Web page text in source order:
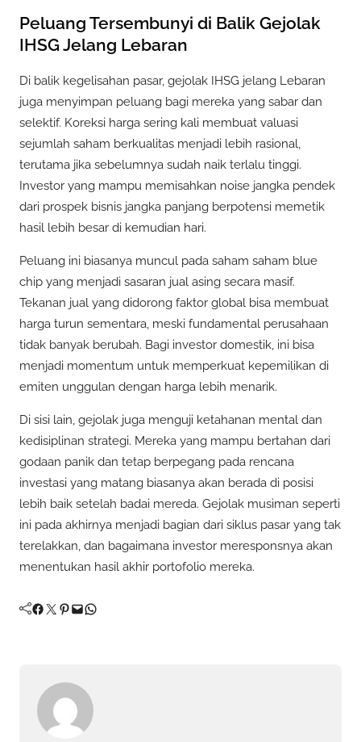
Peluang Tersembunyi di Balik Gejolak
IHSG Jelang Lebaran
Di balik kegelisahan pasar, gejolak IHSG jelang Lebaran
juga menyimpan peluang bagi mereka yang sabar dan
selektif. Koreksi harga sering kali membuat valuasi
sejumlah saham berkualitas menjadi lebih rasional,
terutama jika sebelumnya sudah naik terlalu tinggi.
Investor yang mampu memisahkan noise jangka pendek
dari prospek bisnis jangka panjang berpotensi memetik
hasil lebih besar di kemudian hari.
Peluang ini biasanya muncul pada saham saham blue
chip yang menjadi sasaran jual asing secara masif.
Tekanan jual yang didorong faktor global bisa membuat
harga turun sementara, meski fundamental perusahaan
tidak banyak berubah. Bagi investor domestik, ini bisa
menjadi momentum untuk memperkuat kepemilikan di
emiten unggulan dengan harga lebih menarik.
Di sisi lain, gejolak juga menguji ketahanan mental dan
kedisiplinan strategi. Mereka yang mampu bertahan dari
godaan panik dan tetap berpegang pada rencana
investasi yang matang biasanya akan berada di posisi
lebih baik setelah badai mereda. Gejolak musiman seperti
ini pada akhirnya menjadi bagian dari siklus pasar yang tak
terelakkan, dan bagaimana investor meresponsnya akan
menentukan hasil akhir portofolio mereka.
Facebook Twitter Pinterest Mail WhatsApp